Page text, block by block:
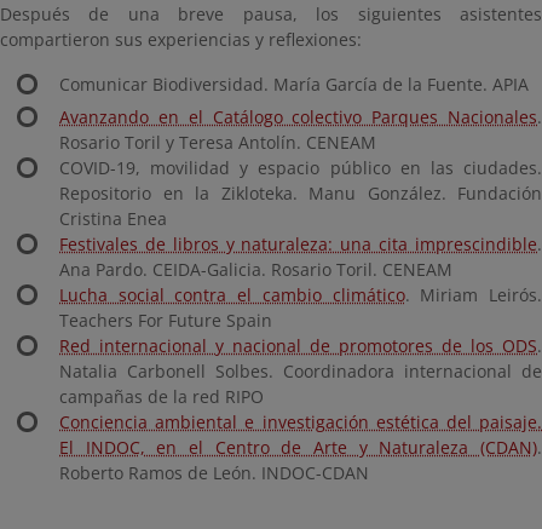
Después de una breve pausa, los siguientes asistentes
compartieron sus experiencias y reflexiones:
Comunicar Biodiversidad. María García de la Fuente. APIA
Avanzando en el Catálogo colectivo Parques Nacionales.
Rosario Toril y Teresa Antolín. CENEAM
COVID-19, movilidad y espacio público en las ciudades.
Repositorio en la Zikloteka. Manu González. Fundación
Cristina Enea
Festivales de libros y naturaleza: una cita imprescindible.
Ana Pardo. CEIDA-Galicia. Rosario Toril. CENEAM
Lucha social contra el cambio climático. Miriam Leirós.
Teachers For Future Spain
Red internacional y nacional de promotores de los ODS.
Natalia Carbonell Solbes. Coordinadora internacional de
campañas de la red RIPO
Conciencia ambiental e investigación estética del paisaje.
El INDOC, en el Centro de Arte y Naturaleza (CDAN).
Roberto Ramos de León. INDOC-CDAN